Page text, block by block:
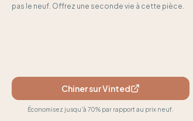
N H
pas le neuf. Offrez une seconde vie à cette pièce.
Chiner sur Vinted
Économisez jusqu'à 70% par rapport au prix neuf.